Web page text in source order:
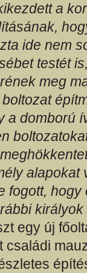
a
ide nem
testét
meg
a domború
alapokat
fogott, hogy
királyok
egy új
családi